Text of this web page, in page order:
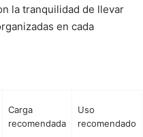
la tranquilidad de llevar
en cada
Carga
recomendada
Uso
recomendado